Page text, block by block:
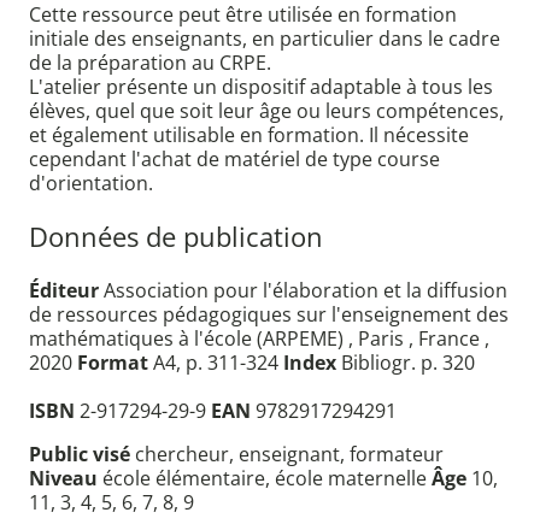
Cette ressource peut être utilisée en formation
initiale des enseignants, en particulier dans le cadre
de la préparation au CRPE.
L'atelier présente un dispositif adaptable à tous les
élèves, quel que soit leur âge ou leurs compétences,
et également utilisable en formation. Il nécessite
cependant l'achat de matériel de type course
d'orientation.
Données de publication
ÉditeurAssociation pour l'élaboration et la diffusion
de ressources pédagogiques sur l'enseignement des
mathématiques à l'école (ARPEME) , Paris , France ,
2020 FormatA4, p. 311-324 Index Bibliogr. p. 320
ISBN 2-917294-29-9 EAN 9782917294291
Public visé chercheur, enseignant, formateur
Niveau école élémentaire, école maternelleÂge 10,
11, 3, 4, 5, 6, 7, 8, 9